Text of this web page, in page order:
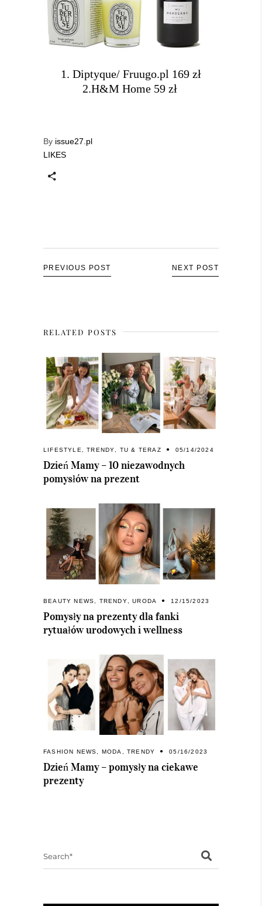
1. Diptyque/ Fruugo.pl 169 zł
2.H&M Home 59 zł
By issue27.pl
LIKES
PREVIOUS POST NEXT POST
RELATED POSTS
LIFESTYLE,TRENDY, TU & TERAZ 05/14/2024
Dzień Mamy – 10 niezawodnych
pomysłów na prezent
BEAUTY NEWS TRENDY ,URODA 12/15/2023
Pomysły na prezenty dla fanki
rytuałów urodowych i wellness
FASHION NEWS, MODA ,TRENDY 05/16/2023
Dzień Mamy – pomysły na ciekawe
prezenty